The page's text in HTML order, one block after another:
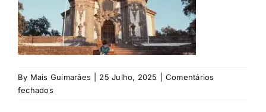
Rubricas
Jornal
Revista
By Mais Guimarães 25 Julho, 2025
Comentários
fechadosem